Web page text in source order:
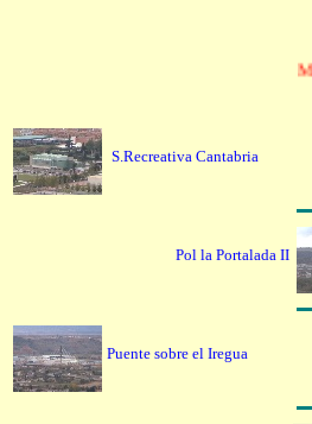
S.Recreativa Cantabria
Pol la Portalada II
Puente sobre el Iregua